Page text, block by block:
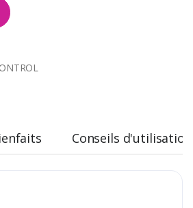
Conseils d'utilisation